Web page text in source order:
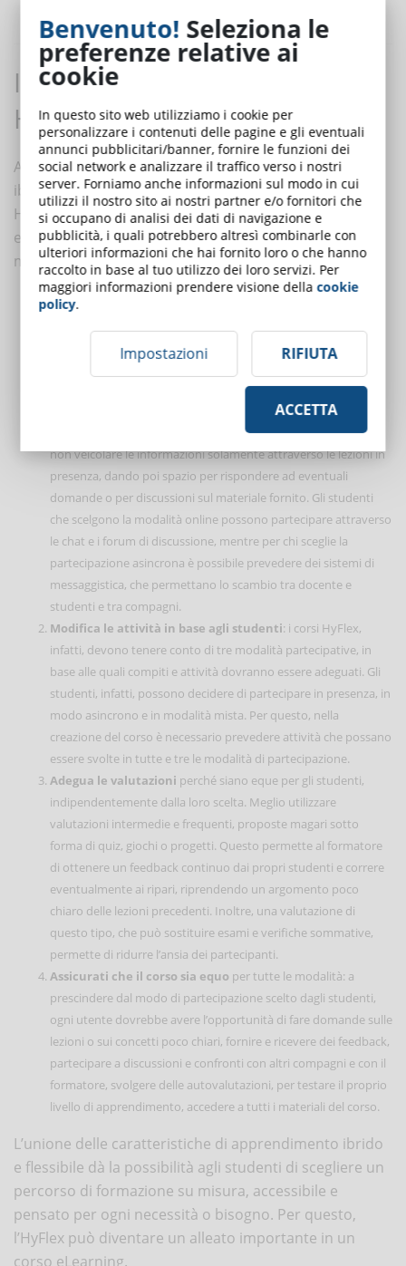
I passaggi per creare un corso
HyFlex
Analizzando i diversi vantaggi dell’apprendimento
ibrido-flessibile, risulta chiaro che l’utilizzo del metodo
HyFlex in un corso eLearning può essere molto
efficace. Per creare un corso di apprendimento in
modalità HyFlex è bene seguire i seguenti passaggi:
Costruisci una comunità
formatore e con altri compagni di corso, il che favorisce la
nascita di un clima comunitario. Perché un corso HyFlex
Learning abbia successo, è necessario che questo stesso clima
sia caratteristico anche delle lezioni online. Per raggiungere
questo obiettivo, il formatore può creare brevi video, così da
non veicolare le informazioni solamente attraverso le lezioni in
presenza, dando poi spazio per rispondere ad eventuali
domande o per discussioni sul materiale fornito. Gli studenti
che scelgono la modalità online possono partecipare attraverso
le chat e i forum di discussione, mentre per chi sceglie la
partecipazione asincrona è possibile prevedere dei sistemi di
messaggistica, che permettano lo scambio tra docente e
studenti e tra compagni.
Modifica le attività in base agli studenti: i corsi HyFlex,
infatti, devono tenere conto di tre modalità partecipative, in
base alle quali compiti e attività dovranno essere adeguati. Gli
studenti, infatti, possono decidere di partecipare in presenza, in
modo asincrono e in modalità mista. Per questo, nella
creazione del corso è necessario prevedere attività che possano
essere svolte in tutte e tre le modalità di partecipazione.
Adegua le valutazioni perché siano eque per gli studenti,
indipendentemente dalla loro scelta. Meglio utilizzare
valutazioni intermedie e frequenti, proposte magari sotto
forma di quiz, giochi o progetti. Questo permette al formatore
di ottenere un feedback continuo dai propri studenti e correre
eventualmente ai ripari, riprendendo un argomento poco
chiaro delle lezioni precedenti. Inoltre, una valutazione di
questo tipo, che può sostituire esami e verifiche sommative,
permette di ridurre l’ansia dei partecipanti.
Assicurati che il corso sia equo per tutte le modalità: a
prescindere dal modo di partecipazione scelto dagli studenti,
ogni utente dovrebbe avere l’opportunità di fare domande sulle
lezioni o sui concetti poco chiari, fornire e ricevere dei feedback,
partecipare a discussioni e confronti con altri compagni e con il
formatore, svolgere delle autovalutazioni, per testare il proprio
livello di apprendimento, accedere a tutti i materiali del corso.
L’unione delle caratteristiche di apprendimento ibrido
e flessibile dà la possibilità agli studenti di scegliere un
percorso di formazione su misura, accessibile e
pensato per ogni necessità o bisogno. Per questo,
l’HyFlex può diventare un alleato importante in un
corso eLearning.
Benvenuto! Seleziona le
preferenze relative ai
cookie
In questo sito web utilizziamo i cookie per
personalizzare i contenuti delle pagine e gli eventuali
annunci pubblicitari/banner, fornire le funzioni dei
social network e analizzare il traffico verso i nostri
server. Forniamo anche informazioni sul modo in cui
utilizzi il nostro sito ai nostri partner e/o fornitori che
si occupano di analisi dei dati di navigazione e
pubblicità, i quali potrebbero altresì combinarle con
ulteriori informazioni che hai fornito loro o che hanno
raccolto in base al tuo utilizzo dei loro servizi. Per
maggiori informazioni prendere visione dellacookie
policy.
Impostazioni RIFIUTA
ACCETTA